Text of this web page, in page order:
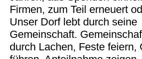
Firmen, zum Teil erneuert
Unser Dorf lebt durch seine
Gemeinschaft.
durch Lachen, Feste feiern,